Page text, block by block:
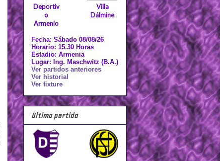
Deportiv
o
Armenio
Villa
Dálmine
Fecha: Sábado 08/08/26
Horario: 15.30 Horas
Estadio: Armenia
Lugar: Ing. Maschwitz (B.A.)
Ver partidos anteriores
Ver historial
Ver fixture
Último partido